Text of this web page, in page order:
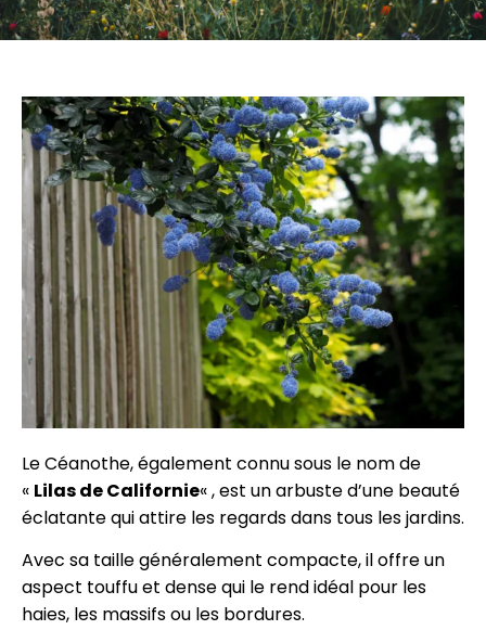
Le Céanothe, également connu sous le nom de
« Lilas de Californie« , est un arbuste d’une beauté
éclatante qui attire les regards dans tous les jardins.
Avec sa taille généralement compacte, il offre un
aspect touffu et dense qui le rend idéal pour les
haies, les massifs ou les bordures.